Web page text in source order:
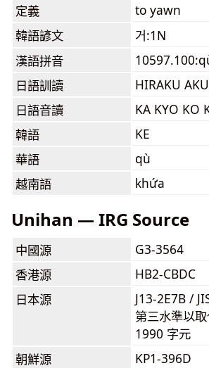
定義
to yawn
韓語諺文
거:1N
漢語拼音
日語訓讀
HIRAKU
日語音讀
KA KYO KO
韓語
KE
華語
qù
越南語
khứa
Unihan — IRG Source
中國源
G3-3564
香港源
HB2-CBDC
日本源
J13-2E7B /
第三水準以
1990 字元
朝鮮源
KP1-396D